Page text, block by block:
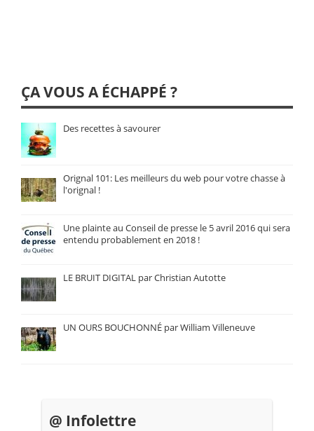
ÇA VOUS A ÉCHAPPÉ ?
Des recettes à savourer
Orignal 101: Les meilleurs du web pour votre chasse à
l'orignal !
Une plainte au Conseil de presse le 5 avril 2016 qui sera
entendu probablement en 2018 !
LE BRUIT DIGITAL par Christian Autotte
UN OURS BOUCHONNÉ par William Villeneuve
@ Infolettre